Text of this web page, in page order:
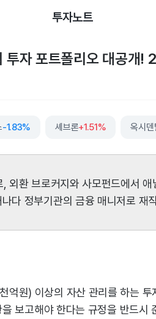
투자노트
자 포트폴리오 대공개!
-1.83% 셰브론+1.51% 옥시덴
외환 브로커지와 사모펀드에서 애
다 정부기관의 금융 매니저로 재
원) 이상의 자산 관리를 하는 투
보고해야 한다는 규정을 반드시